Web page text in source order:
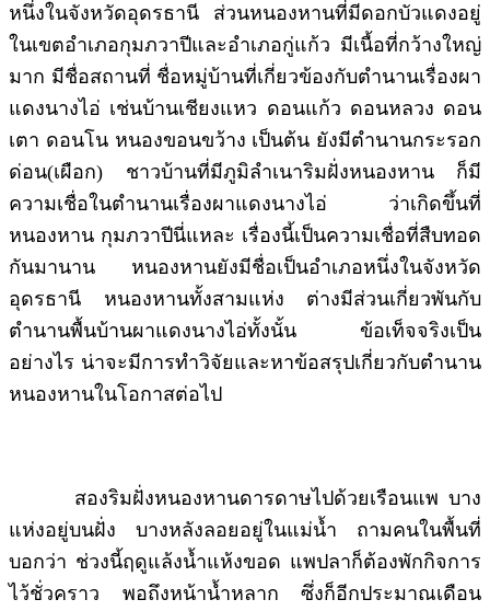
หนึ่งในจังหวัดอุดรธานี ส่วนหนองหานที่มีดอกบัวแดงอยู่
ในเขตอำเภอกุมภวาปีและอำเภอกู่แก้ว มีเนื้อที่กว้างใหญ่
มาก มีชื่อสถานที่ ชื่อหมู่บ้านที่เกี่ยวข้องกับตำนานเรื่องผา
แดงนางไอ่ เช่นบ้านเชียงแหว ดอนแก้ว ดอนหลวง ดอน
เตา ดอนโน หนองขอนขว้าง เป็นต้น ยังมีตำนานกระรอก
ด่อน(เผือก) ชาวบ้านที่มีภูมิลำเนาริมฝั่งหนองหาน ก็มี
ความเชื่อในตำนานเรื่องผาแดงนางไอ่ ว่าเกิดขึ้นที่
หนองหาน กุมภวาปีนี่แหละ เรื่องนี้เป็นความเชื่อที่สืบทอด
กันมานาน หนองหานยังมีชื่อเป็นอำเภอหนึ่งในจังหวัด
อุดรธานี หนองหานทั้งสามแห่ง ต่างมีส่วนเกี่ยวพันกับ
ตำนานพื้นบ้านผาแดงนางไอ่ทั้งนั้น ข้อเท็จจริงเป็น
อย่างไร น่าจะมีการทำวิจัยและหาข้อสรุปเกี่ยวกับตำนาน
หนองหานในโอกาสต่อไป
สองริมฝั่งหนองหานดารดาษไปด้วยเรือนแพ บาง
แห่งอยู่บนฝั่ง บางหลังลอยอยู่ในแม่น้ำ ถามคนในพื้นที่
บอกว่า ช่วงนี้ฤดูแล้งน้ำแห้งขอด แพปลาก็ต้องพักกิจการ
ไว้ชั่วคราว พอถึงหน้าน้ำหลาก ซึ่งก็อีกประมาณเดือน